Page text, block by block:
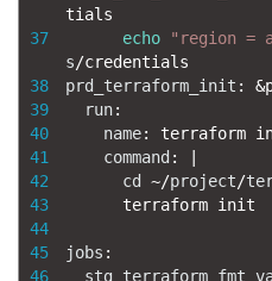
37
38
39
40
41
42
43
44
45
46
tials
echo
"region =
s/credentials
prd_terraform_init : &
run:
name: terraform
command :
cd
~/project/
terraform init
jobs :